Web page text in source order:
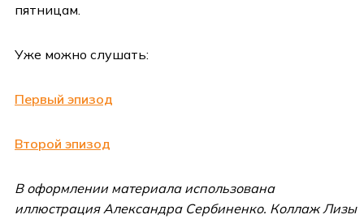
пятницам.
Уже можно слушать:
Первый эпизод
Второй эпизод
В оформлении материала использована
иллюстрация Александра Сербиненко. Коллаж Лизы